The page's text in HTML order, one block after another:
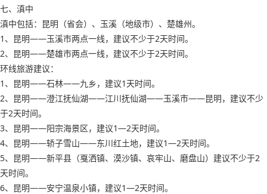
七、滇中
滇中包括：昆明（省会）、玉溪（地级市）、楚雄州。
1、昆明——玉溪市两点一线，建议不少于2天时间。
2、昆明——楚雄市两点一线，建议不少于2天时间。
环线旅游建议：
1、昆明——石林——九乡，建议1天时间。
2、昆明——澄江抚仙湖——江川抚仙湖——玉溪市——昆明，建议不少
于2天时间。
3、昆明——阳宗海景区，建议1—2天时间。
4、昆明——轿子雪山——东川红土地，建议1—2天时间。
5、昆明——新平县（戛洒镇、漠沙镇、哀牢山、磨盘山）建议不少于2
天时间。
6、昆明——安宁温泉小镇，建议1—2天时间。